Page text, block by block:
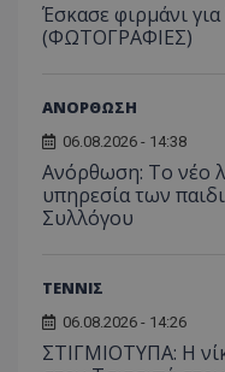
Έσκασε φιρμάνι
(ΦΩΤΟΓΡΑΦΙΕΣ)
ΑΝΟΡΘΩΣΗ
06.08.2026 - 14:38
Ανόρθωση: Το νέο
υπηρεσία των
Συλλόγου
ΤΕΝΝΙΣ
06.08.2026 - 14:26
ΣΤΙΓΜΙΟΤΥΠΑ: Η